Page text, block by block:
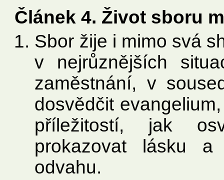
Článek 4. Život sboru
Sbor žije i mimo svá
v nejrůznějších
zaměstnání, v
dosvědčit
příležitostí, jak
prokazovat lásku
odvahu.